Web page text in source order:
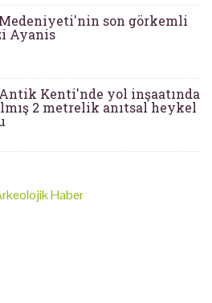
son görkemli
Ayanis
Kenti'nde yol inşaatında
2 metrelik anıtsal heykel